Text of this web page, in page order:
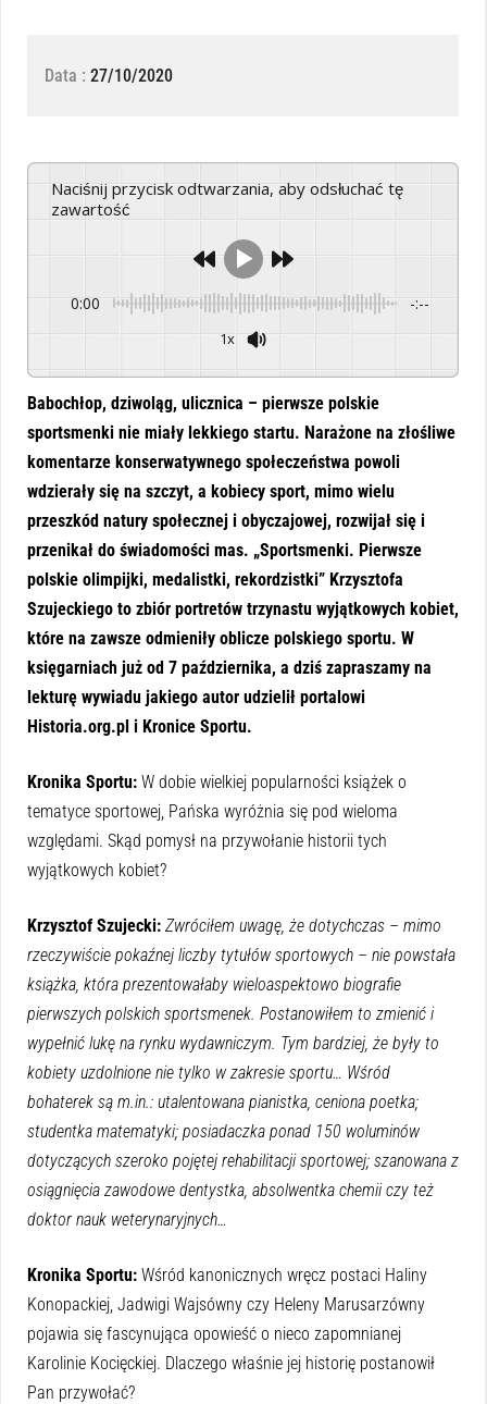
Data : 27/10/2020
Naciśnij przycisk odtwarzania, aby odsłuchać tę
zawartość
0:00 -:--
1x
Babochłop, dziwoląg, ulicznica – pierwsze polskie
sportsmenki nie miały lekkiego startu. Narażone na złośliwe
komentarze konserwatywnego społeczeństwa powoli
wdzierały się na szczyt, a kobiecy sport, mimo wielu
przeszkód natury społecznej i obyczajowej, rozwijał się i
przenikał do świadomości mas. „Sportsmenki. Pierwsze
polskie olimpijki, medalistki, rekordzistki” Krzysztofa
Szujeckiego to zbiór portretów trzynastu wyjątkowych kobiet,
które na zawsze odmieniły oblicze polskiego sportu. W
księgarniach już od 7 października, a dziś zapraszamy na
lekturę wywiadu jakiego autor udzielił portalowi
Historia.org.pl i Kronice Sportu.
Kronika Sportu: W dobie wielkiej popularności książek o
tematyce sportowej, Pańska wyróżnia się pod wieloma
względami. Skąd pomysł na przywołanie historii tych
wyjątkowych kobiet?
Krzysztof Szujecki: Zwróciłem uwagę, że dotychczas – mimo
rzeczywiście pokaźnej liczby tytułów sportowych – nie powstała
książka, która prezentowałaby wieloaspektowo biografie
pierwszych polskich sportsmenek. Postanowiłem to zmienić i
wypełnić lukę na rynku wydawniczym. Tym bardziej, że były to
kobiety uzdolnione nie tylko w zakresie sportu… Wśród
bohaterek są m.in.: utalentowana pianistka, ceniona poetka;
studentka matematyki; posiadaczka ponad 150 woluminów
dotyczących szeroko pojętej rehabilitacji sportowej; szanowana z
osiągnięcia zawodowe dentystka, absolwentka chemii czy też
doktor nauk weterynaryjnych…
Kronika Sportu: Wśród kanonicznych wręcz postaci Haliny
Konopackiej, Jadwigi Wajsówny czy Heleny Marusarzówny
pojawia się fascynująca opowieść o nieco zapomnianej
Karolinie Kocięckiej. Dlaczego właśnie jej historię postanowił
Pan przywołać?